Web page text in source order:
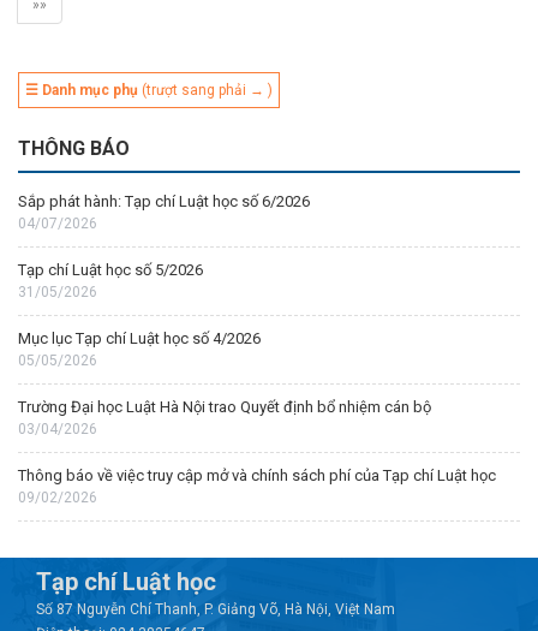
»»
☰ Danh mục phụ (trượt sang phải → )
THÔNG BÁO
Sắp phát hành: Tạp chí Luật học số 6/2026
04/07/2026
Tạp chí Luật học số 5/2026
31/05/2026
Mục lục Tạp chí Luật học số 4/2026
05/05/2026
Trường Đại học Luật Hà Nội trao Quyết định bổ nhiệm cán bộ
03/04/2026
Thông báo về việc truy cập mở và chính sách phí của Tạp chí Luật học
09/02/2026
Tạp chí Luật học
Số 87 Nguyễn Chí Thanh, P. Giảng Võ, Hà Nội, Việt Nam